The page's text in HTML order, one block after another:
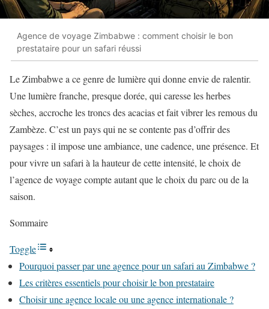
Agence de voyage Zimbabwe : comment choisir le bon
prestataire pour un safari réussi
Le Zimbabwe a ce genre de lumière qui donne envie de ralentir.
Une lumière franche, presque dorée, qui caresse les herbes
sèches, accroche les troncs des acacias et fait vibrer les remous du
Zambèze. C’est un pays qui ne se contente pas d’offrir des
paysages : il impose une ambiance, une cadence, une présence. Et
pour vivre un safari à la hauteur de cette intensité, le choix de
l’agence de voyage compte autant que le choix du parc ou de la
saison.
Sommaire
Toggle
Pourquoi passer par une agence pour un safari au Zimbabwe ?
Les critères essentiels pour choisir le bon prestataire
Choisir une agence locale ou une agence internationale ?